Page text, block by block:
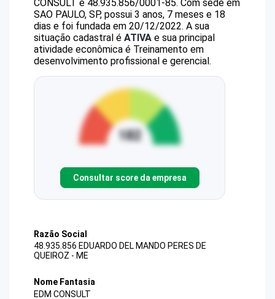
CONSULT é 48.935.856/0001-85. Com sede em
SAO PAULO, SP, possui 3 anos, 7 meses e 18
dias e foi fundada em 20/12/2022. A sua
situação cadastral é ATIVA e sua principal
atividade econômica é Treinamento em
desenvolvimento profissional e gerencial.
Consultar score da empresa
Razão Social
48.935.856 EDUARDO DEL MANDO PERES DE
QUEIROZ - ME
Nome Fantasia
EDM CONSULT